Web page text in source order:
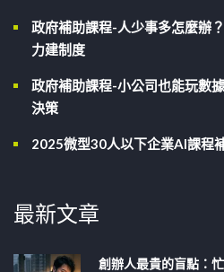
政府補助課程-人少事多怎麼辦
力建制度
政府補助課程-小公司也能玩數
決策
2025微型30人以下企業AI課程
最新文章
創辦人最貴的盲點：